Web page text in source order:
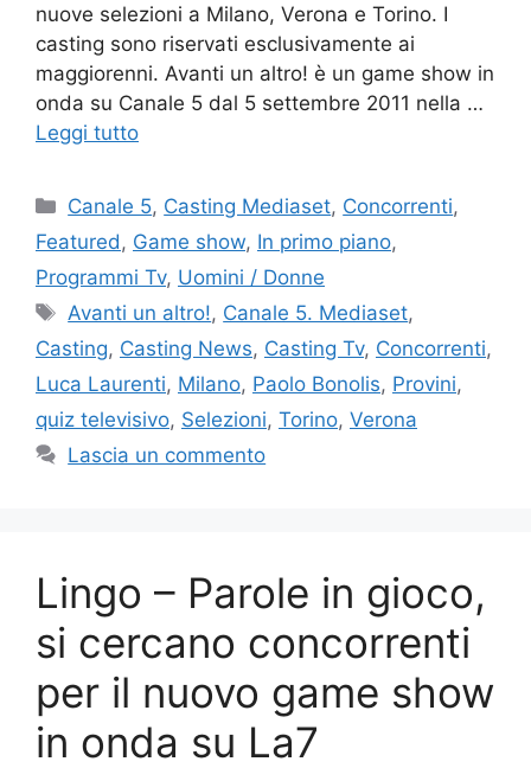
nuove selezioni a Milano, Verona e Torino. I
casting sono riservati esclusivamente ai
maggiorenni. Avanti un altro! è un game show in
onda su Canale 5 dal 5 settembre 2011 nella …
Leggi tutto
Categorie
Canale 5, Casting Mediaset, Concorrenti,
Featured , Game show, In primo piano,
Programmi Tv, Uomini / Donne
Tag
Avanti un altro!, Canale 5. Mediaset,
Casting, Casting News, Casting Tv, Concorrenti,
Luca Laurenti, Milano, Paolo Bonolis, Provini,
quiz televisivo, Selezioni, Torino, Verona
Lascia un commento
Lingo – Parole in gioco,
si cercano concorrenti
per il nuovo game show
in onda su La7